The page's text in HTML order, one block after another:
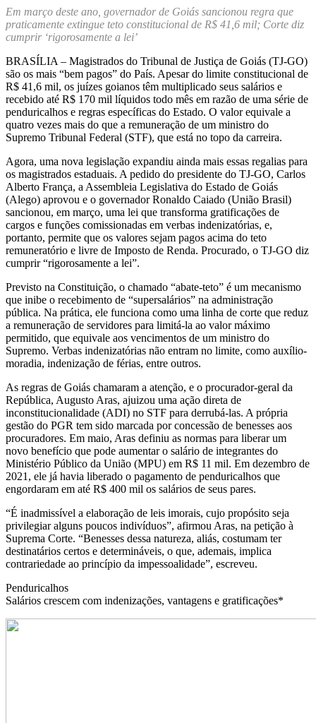
Em março deste ano, governador de Goiás sancionou regra que
praticamente extingue teto constitucional de R$ 41,6 mil; Corte diz
cumprir ‘rigorosamente a lei’
BRASÍLIA – Magistrados do Tribunal de Justiça de Goiás (TJ-GO)
são os mais “bem pagos” do País. Apesar do limite constitucional de
R$ 41,6 mil, os juízes goianos têm multiplicado seus salários e
recebido até R$ 170 mil líquidos todo mês em razão de uma série de
penduricalhos e regras específicas do Estado. O valor equivale a
quatro vezes mais do que a remuneração de um ministro do
Supremo Tribunal Federal (STF), que está no topo da carreira.
Agora, uma nova legislação expandiu ainda mais essas regalias para
os magistrados estaduais. A pedido do presidente do TJ-GO, Carlos
Alberto França, a Assembleia Legislativa do Estado de Goiás
(Alego) aprovou e o governador Ronaldo Caiado (União Brasil)
sancionou, em março, uma lei que transforma gratificações de
cargos e funções comissionadas em verbas indenizatórias, e,
portanto, permite que os valores sejam pagos acima do teto
remuneratório e livre de Imposto de Renda. Procurado, o TJ-GO diz
cumprir “rigorosamente a lei”.
Previsto na Constituição, o chamado “abate-teto” é um mecanismo
que inibe o recebimento de “supersalários” na administração
pública. Na prática, ele funciona como uma linha de corte que reduz
a remuneração de servidores para limitá-la ao valor máximo
permitido, que equivale aos vencimentos de um ministro do
Supremo. Verbas indenizatórias não entram no limite, como auxílio-
moradia, indenização de férias, entre outros.
As regras de Goiás chamaram a atenção, e o procurador-geral da
República, Augusto Aras, ajuizou uma ação direta de
inconstitucionalidade (ADI) no STF para derrubá-las. A própria
gestão do PGR tem sido marcada por concessão de benesses aos
procuradores. Em maio, Aras definiu as normas para liberar um
novo benefício que pode aumentar o salário de integrantes do
Ministério Público da União (MPU) em R$ 11 mil. Em dezembro de
2021, ele já havia liberado o pagamento de penduricalhos que
engordaram em até R$ 400 mil os salários de seus pares.
“É inadmissível a elaboração de leis imorais, cujo propósito seja
privilegiar alguns poucos indivíduos”, afirmou Aras, na petição à
Suprema Corte. “Benesses dessa natureza, aliás, costumam ter
destinatários certos e determináveis, o que, ademais, implica
contrariedade ao princípio da impessoalidade”, escreveu.
Penduricalhos
Salários crescem com indenizações, vantagens e gratificações*